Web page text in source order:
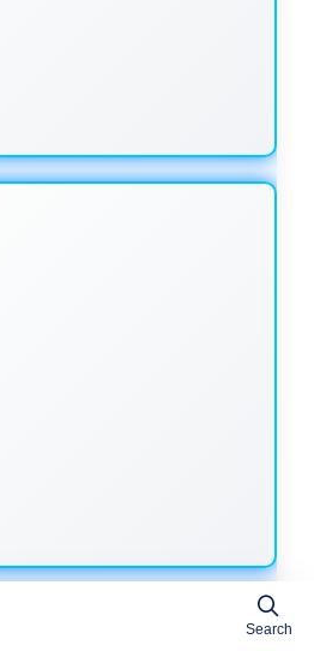
Search